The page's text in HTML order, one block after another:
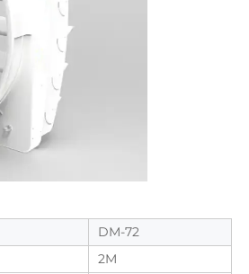
DM-72
2M